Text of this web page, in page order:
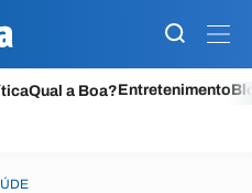
Qual a Boa?Entretenimento